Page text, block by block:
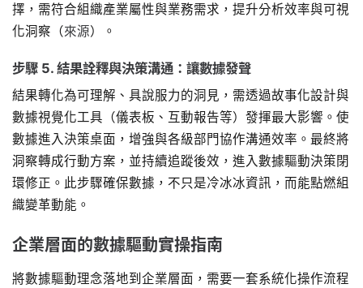
擇，需符合組織產業屬性與業務需求，提升分析效率與可視
化洞察（來源）。
步驟 5. 結果詮釋與決策溝通：讓數據發聲
結果轉化為可理解、具說服力的洞見，需透過故事化設計與
數據視覺化工具（儀表板、互動報告等）發揮最大影響。使
數據進入決策桌面，增強與各級部門協作溝通效率。最終將
洞察轉成行動方案，並持續追蹤後效，進入數據驅動決策閉
環修正。此步驟確保數據，不只是冷冰冰資訊，而能點燃組
織變革動能。
企業層面的數據驅動實操指南
將數據驅動理念落地到企業層面，需要一套系統化操作流程